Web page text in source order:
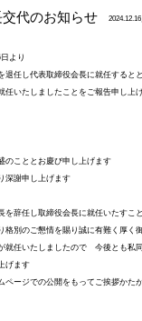
代のお知らせ 2024.12.16
より
退任し代表取締役会長に就任するとと
任いたしましたことをご報告申し上げ
こととお慶び申し上げます
深謝申し上げます
辞任し取締役会長に就任いたすこ
格別のご懇情を賜り誠に有難く厚く
任いたしましたので 今後とも私
げます
ージでの公開をもってご挨拶かた